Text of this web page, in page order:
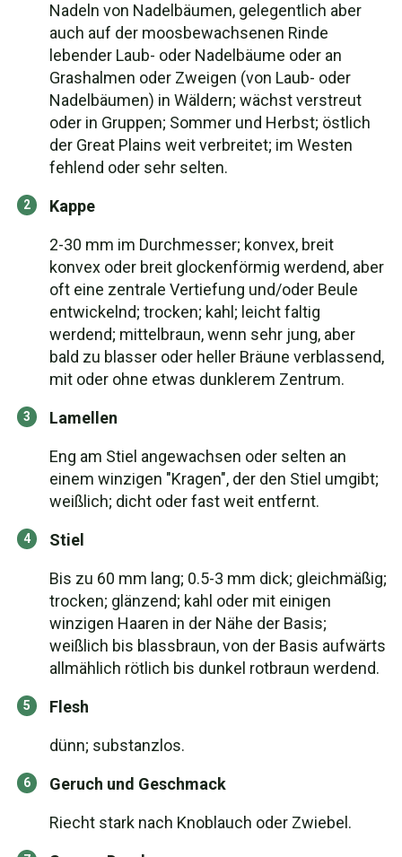
Nadeln von Nadelbäumen, gelegentlich aber
auch auf der moosbewachsenen Rinde
lebender Laub- oder Nadelbäume oder an
Grashalmen oder Zweigen (von Laub- oder
Nadelbäumen) in Wäldern; wächst verstreut
oder in Gruppen; Sommer und Herbst; östlich
der Great Plains weit verbreitet; im Westen
fehlend oder sehr selten.
Kappe
2-30 mm im Durchmesser; konvex, breit
konvex oder breit glockenförmig werdend, aber
oft eine zentrale Vertiefung und/oder Beule
entwickelnd; trocken; kahl; leicht faltig
werdend; mittelbraun, wenn sehr jung, aber
bald zu blasser oder heller Bräune verblassend,
mit oder ohne etwas dunklerem Zentrum.
Lamellen
Eng am Stiel angewachsen oder selten an
einem winzigen "Kragen", der den Stiel umgibt;
weißlich; dicht oder fast weit entfernt.
Stiel
Bis zu 60 mm lang; 0.5-3 mm dick; gleichmäßig;
trocken; glänzend; kahl oder mit einigen
winzigen Haaren in der Nähe der Basis;
weißlich bis blassbraun, von der Basis aufwärts
allmählich rötlich bis dunkel rotbraun werdend.
Flesh
dünn; substanzlos.
Geruch und Geschmack
Riecht stark nach Knoblauch oder Zwiebel.